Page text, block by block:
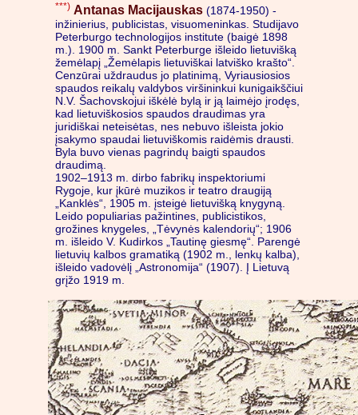
***) Antanas Macijauskas (1874-1950) -
inžinierius, publicistas, visuomeninkas. Studijavo
Peterburgo technologijos institute (baigė 1898
m.). 1900 m. Sankt Peterburge išleido lietuvišką
žemėlapį „Žemėlapis lietuviškai latviško krašto“.
Cenzūrai uždraudus jo platinimą, Vyriausiosios
spaudos reikalų valdybos viršininkui kunigaikščiui
N.V. Šachovskojui iškėlė bylą ir ją laimėjo įrodęs,
kad lietuviškosios spaudos draudimas yra
juridiškai neteisėtas, nes nebuvo išleista jokio
įsakymo spaudai lietuviškomis raidėmis drausti.
Byla buvo vienas pagrindų baigti spaudos
draudimą.
1902–1913 m. dirbo fabrikų inspektoriumi
Rygoje, kur įkūrė muzikos ir teatro draugiją
„Kanklės“, 1905 m. įsteigė lietuvišką knygyną.
Leido populiarias pažintines, publicistikos,
grožines knygeles, „Tėvynės kalendorių“; 1906
m. išleido V. Kudirkos „Tautinę giesmę“. Parengė
lietuvių kalbos gramatiką (1902 m., lenkų kalba),
išleido vadovėlį „Astronomija“ (1907). Į Lietuvą
grįžo 1919 m.